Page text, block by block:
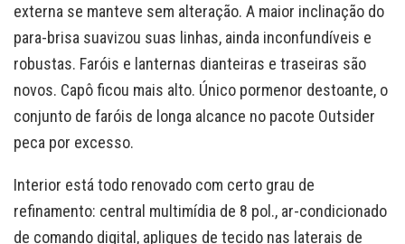
externa se manteve sem alteração. A maior inclinação do
para-brisa suavizou suas linhas, ainda inconfundíveis e
robustas. Faróis e lanternas dianteiras e traseiras são
novos. Capô ficou mais alto. Único pormenor destoante, o
conjunto de faróis de longa alcance no pacote Outsider
peca por excesso.
Interior está todo renovado com certo grau de
refinamento: central multimídia de 8 pol., ar-condicionado
de comando digital, apliques de tecido nas laterais de